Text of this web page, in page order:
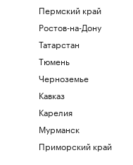
Пермский край
Ростов-на-Дону
Татарстан
Тюмень
Черноземье
Кавказ
Карелия
Мурманск
Приморский край